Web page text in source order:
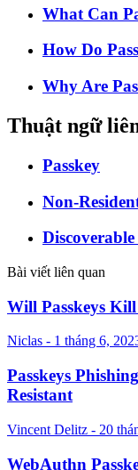
What Can
How Do
Why Are
Thuật ngữ
Passkey
Non-
Bài viết liên quan
Will Passkeys
Niclas - 1 tháng 6,
Passkeys
Resistant
Vincent Delitz - 20
WebAuthn